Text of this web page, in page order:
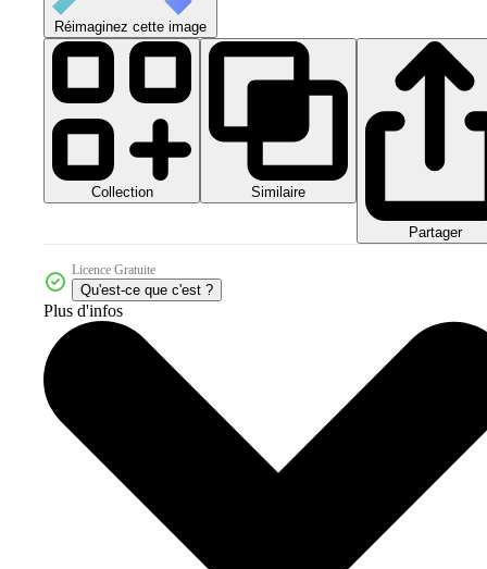
Réimaginez cette image
Collection Similaire
Partager
Licence Gratuite
Qu'est-ce que c'est ?
Plus d'infos